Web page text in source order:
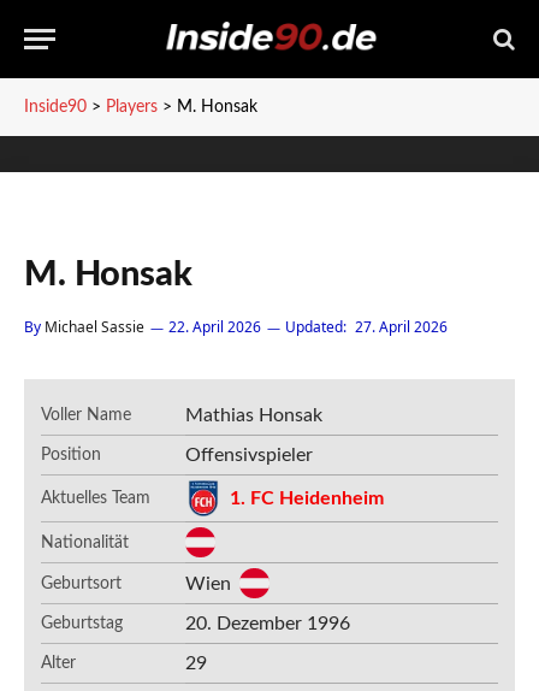
Inside90 > Players > M. Honsak
M. Honsak
By Michael Sassie 22. April 2026 Updated: 27. April 2026
Voller Name Mathias Honsak
Position Offensivspieler
Aktuelles Team 1. FC Heidenheim
Nationalität
Geburtsort Wien
Geburtstag 20. Dezember 1996
Alter 29